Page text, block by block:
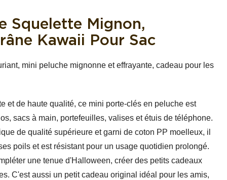
Squelette Mignon,
Kawaii Pour Sac
mini peluche mignonne et effrayante, cadeau pour les
et de haute qualité, ce mini porte-clés en peluche est
sacs à main, portefeuilles, valises et étuis de téléphone.
de qualité supérieure et garni de coton PP moelleux, il
poils et est résistant pour un usage quotidien prolongé.
une tenue d'Halloween, créer des petits cadeaux
C'est aussi un petit cadeau original idéal pour les amis,